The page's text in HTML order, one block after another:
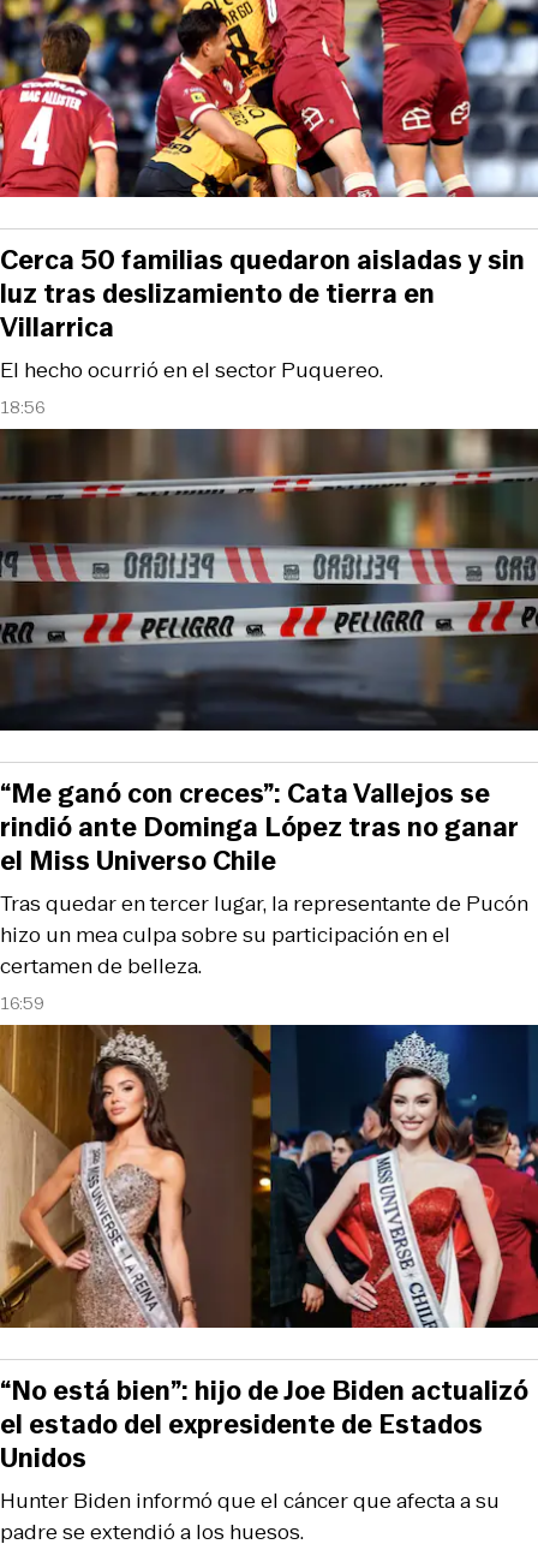
18:56
El hecho ocurrió en el sector Puquereo.
Cerca 50 familias quedaron aisladas y sin
luz tras deslizamiento de tierra en
Villarrica
16:59
Tras quedar en tercer lugar, la representante de Pucón
hizo un mea culpa sobre su participación en el
certamen de belleza.
“Me ganó con creces”: Cata Vallejos se
rindió ante Dominga López tras no ganar
el Miss Universo Chile
Hunter Biden informó que el cáncer que afecta a su
padre se extendió a los huesos.
“No está bien”: hijo de Joe Biden actualizó
el estado del expresidente de Estados
Unidos